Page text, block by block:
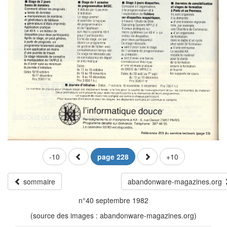
-10 page 228 +10
sommaire
abandonware-magazines.org
n°40 septembre 1982
(source des images : abandonware-magazines.org)